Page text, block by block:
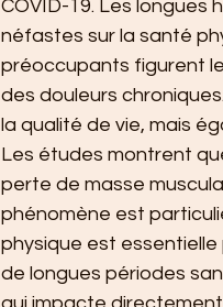
COVID-19. Les longues
néfastes sur la santé
préoccupants figurent
des douleurs
la qualité de vie, mais
Les études montrent
perte de masse
phénomène est
physique est
de longues périodes